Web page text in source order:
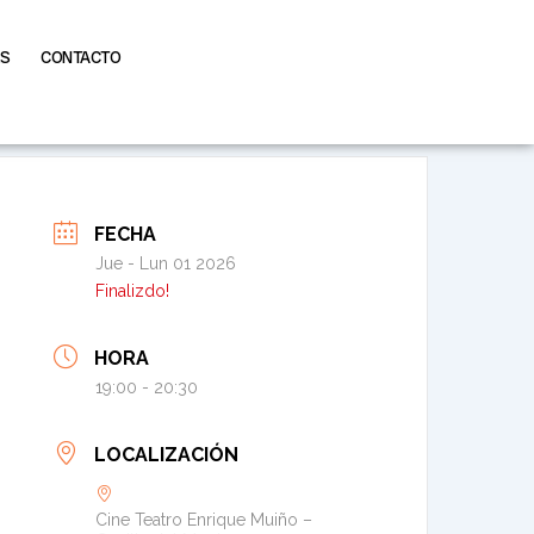
CONTACTO
FECHA
Jue - Lun 01 2026
Finalizdo!
HORA
19:00 - 20:30
LOCALIZACIÓN
Cine Teatro Enrique Muiño –